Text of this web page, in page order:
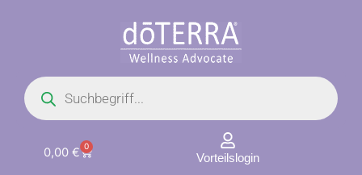
Products
search
0,00 € 0
Warenkorb Vorteilslogin